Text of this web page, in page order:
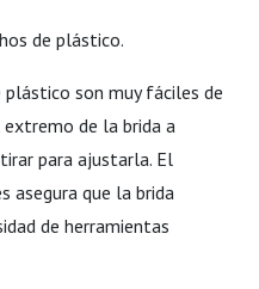
de plástico.
son muy fáciles de
de la brida a
para ajustarla. El
asegura que la brida
de herramientas